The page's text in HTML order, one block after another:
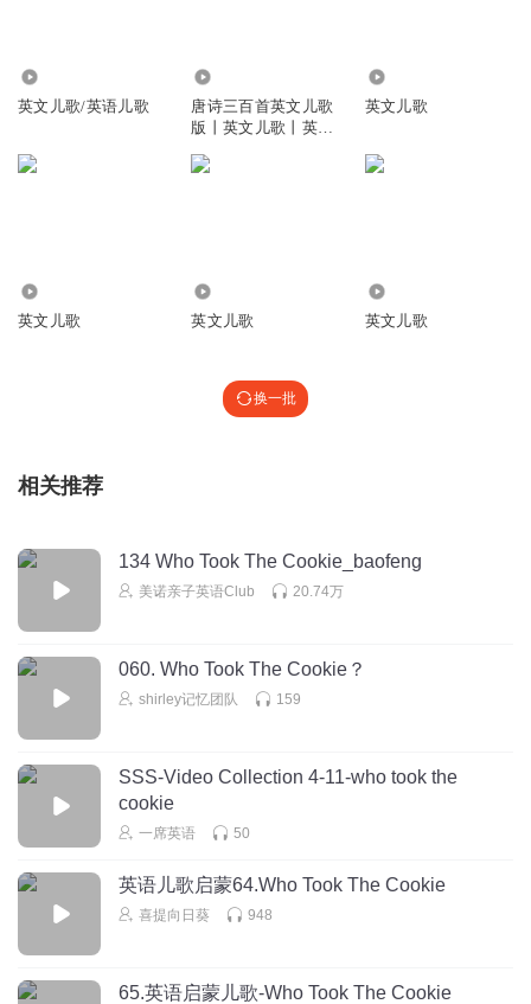
英文儿歌/英语儿歌
唐诗三百首英文儿歌
版丨英文儿歌丨英文
英文儿歌
英文儿歌 英文儿歌 英文儿歌
换一批
相关推荐
134 Who Took The Cookie_baofeng
美诺亲子英语Club 20.74万
060. Who Took The Cookie？
shirley记忆团队 159
SSS-Video Collection 4-11-who took the
cookie
一席英语 50
英语儿歌启蒙64.Who Took The Cookie
喜提向日葵 948
65.英语启蒙儿歌-Who Took The Cookie